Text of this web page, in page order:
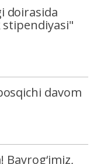
doirasida
davom
Bayrog‘imiz,